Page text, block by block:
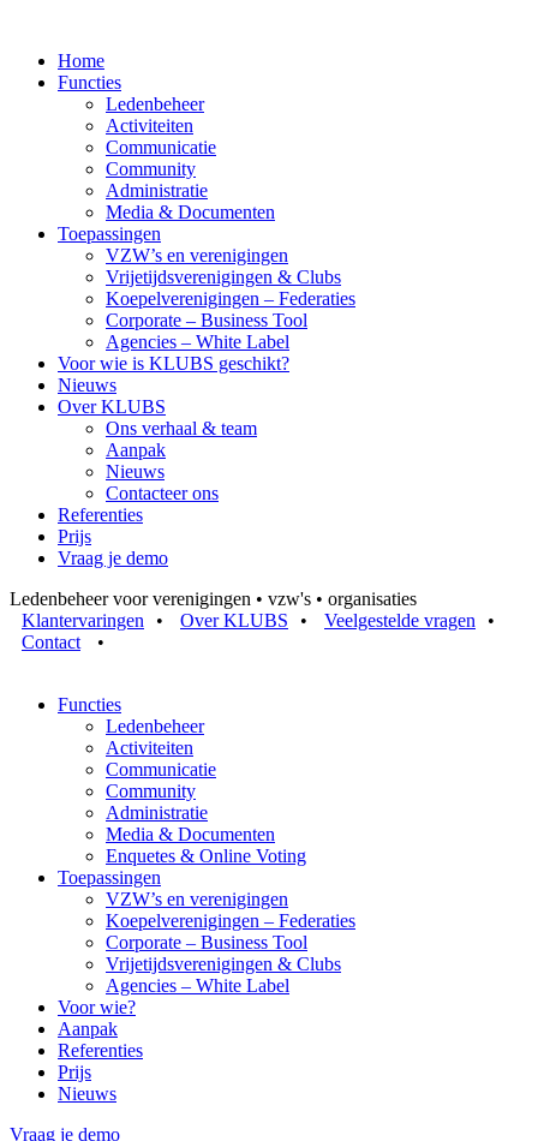
Home
Functies
Ledenbeheer
Activiteiten
Communicatie
Community
Administratie
Media & Documenten
Toepassingen
VZW’s en verenigingen
Vrijetijdsverenigingen & Clubs
Koepelverenigingen – Federaties
Corporate – Business Tool
Agencies – White Label
Voor wie is KLUBS geschikt?
Nieuws
Over KLUBS
Ons verhaal & team
Aanpak
Nieuws
Contacteer ons
Referenties
Prijs
Vraag je demo
Ledenbeheer voor verenigingen • vzw's • organisaties
Klantervaringen
• Over KLUBS • Veelgestelde vragen
•
Contact
•
Functies
Ledenbeheer
Activiteiten
Communicatie
Community
Administratie
Media & Documenten
Enquetes & Online Voting
Toepassingen
VZW’s en verenigingen
Koepelverenigingen – Federaties
Corporate – Business Tool
Vrijetijdsverenigingen & Clubs
Agencies – White Label
Voor wie?
Aanpak
Referenties
Prijs
Nieuws
Vraag je demo